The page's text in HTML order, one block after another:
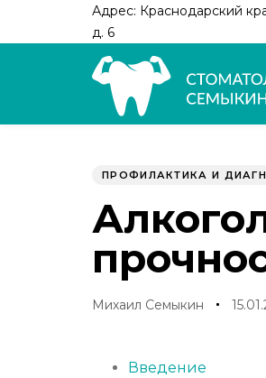
Адрес: Краснодарский
д. 6
ПРОФИЛАКТИКА И
Михаил Семыкин
Введение